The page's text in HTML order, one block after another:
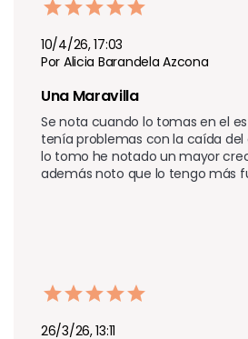
10/4/26, 17:03
Por Alicia Barandela Azcona
Una Maravilla
Se nota cuando lo tomas en el
tenía problemas con la caída del
lo tomo he notado un mayor
además noto que lo tengo más
26/3/26, 13:11